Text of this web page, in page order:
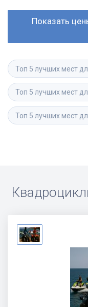
Показать
Топ 5 лучших мест
Топ 5 лучших мест
Топ 5 лучших мест